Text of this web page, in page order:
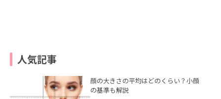
人気記事
顔の大きさの平均はどのくらい？小顔
の基準も解説